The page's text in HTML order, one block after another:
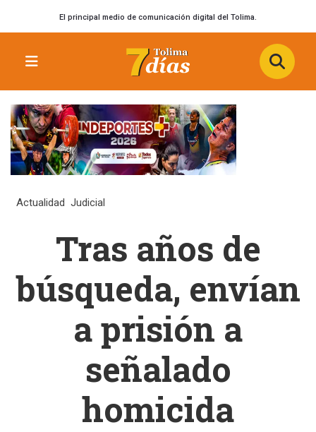
El principal medio de comunicación digital del Tolima.
Actualidad Judicial
Tras años de
búsqueda, envían
a prisión a
señalado
homicida